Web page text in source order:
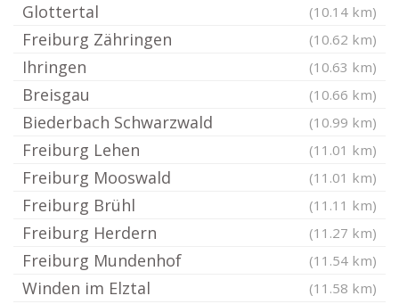
Glottertal (10.14 km)
Freiburg Zähringen (10.62 km)
Ihringen (10.63 km)
Breisgau (10.66 km)
Biederbach Schwarzwald (10.99 km)
Freiburg Lehen (11.01 km)
Freiburg Mooswald (11.01 km)
Freiburg Brühl (11.11 km)
Freiburg Herdern (11.27 km)
Freiburg Mundenhof (11.54 km)
Winden im Elztal (11.58 km)